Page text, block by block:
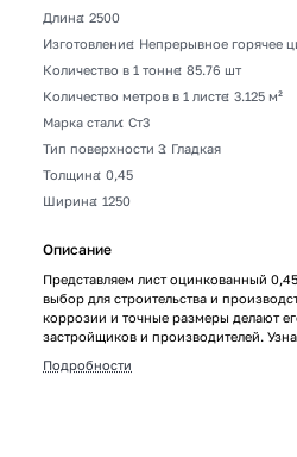
Длина: 2500
Изготовление: Непрерывное горячее
Количество в 1 тонне: 85.76 шт
Количество метров в 1 листе: 3.125 м²
Марка стали: Ст3
Тип поверхности 3: Гладкая
Толщина: 0,45
Ширина: 1250
Описание
Представляем лист оцинкованный
выбор для строительства и
коррозии и точные размеры делают
застройщиков и производителей.
Подробности